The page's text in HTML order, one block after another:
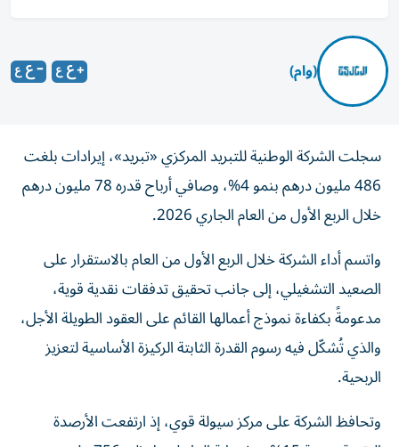
(وام)
سجلت الشركة الوطنية للتبريد المركزي «تبريد»، إيرادات بلغت
486 مليون درهم بنمو 4%، وصافي أرباح قدره 78 مليون درهم
خلال الربع الأول من العام الجاري 2026.
واتسم أداء الشركة خلال الربع الأول من العام بالاستقرار على
الصعيد التشغيلي، إلى جانب تحقيق تدفقات نقدية قوية،
مدعومةً بكفاءة نموذج أعمالها القائم على العقود الطويلة الأجل،
والذي تُشكّل فيه رسوم القدرة الثابتة الركيزة الأساسية لتعزيز
الربحية.
وتحافظ الشركة على مركز سيولة قوي، إذ ارتفعت الأرصدة